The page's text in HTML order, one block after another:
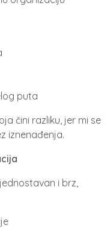
puta
čini razliku, jer mi se
iznenađenja.
i brz,